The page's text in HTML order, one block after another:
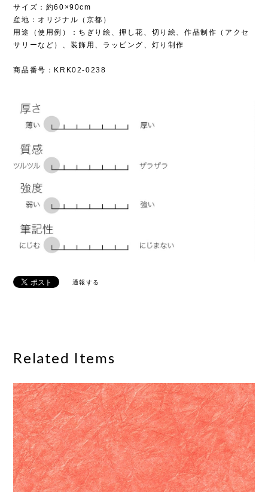
サイズ：約60×90cm
産地：オリジナル（京都）
用途（使用例）：ちぎり絵、押し花、切り絵、作品制作（アクセ
サリーなど）、装飾用、ラッピング、灯り制作
商品番号：KRK02-0238
通報する
Related Items